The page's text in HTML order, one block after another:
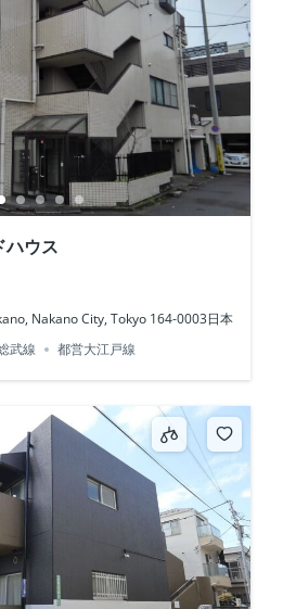
ハウス
Nakano City, Tokyo 164-0003日本
武線 都営大江戸線